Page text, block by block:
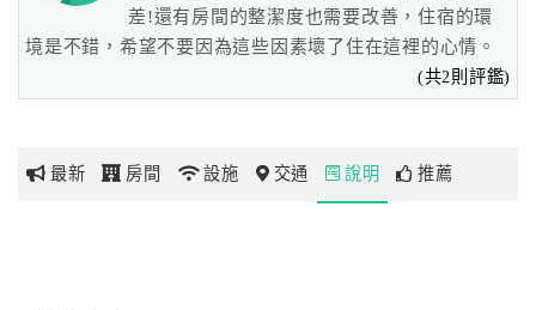
帶
玩
玩
「NO.1旅店」為「明遺古街故事館」，故事館屋主為金門城
適合製作豆腐的關係遷入。
民國初期陳家在此居住並以雜貨行、油坊、蔗鋪販售為業。
差!還有房間的整潔度也需要改善，住宿的環
境是不錯，希望不要因為這些因素壞了住在這裡的心情。
(共2則評鑑)
最新 房間 設施 交通 說明 推薦